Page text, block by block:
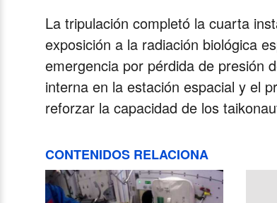
La tripulación completó la cuarta
exposición a la radiación biológica
emergencia por pérdida de presión
interna en la estación espacial y el
reforzar la capacidad de los
CONTENIDOS RELACIONA